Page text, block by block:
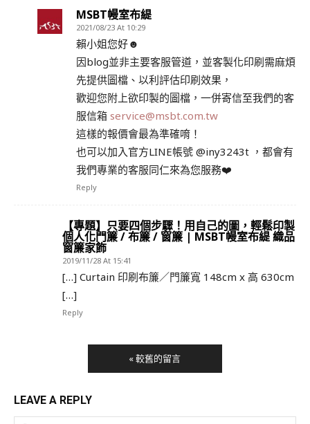
MSBT幔室布緹
2021/08/23 At 10:29
賴小姐您好☻
因blog並非主要客服管道，並客製化印刷需麻煩
先提供圖檔、以利評估印刷效果，
歡迎您附上欲印製的圖檔，一併寄信至我們的客
服信箱 service@msbt.com.tw
這樣的報價會最為準確唷！
也可以加入官方LINE帳號 @iny3243t ，都會有
我們專業的客服同仁來為您服務❤️
Reply
【專題】只要四個步驟！用自己的圖，輕鬆印製
個人化門簾 / 布簾 / 窗簾 | MSBT幔室布緹 織品
窗簾家飾
2019/11/28 At 15:41
[…] Curtain 印刷布簾／門簾寬 148cm x 高 630cm
[…]
Reply
« 較舊的留言
LEAVE A REPLY